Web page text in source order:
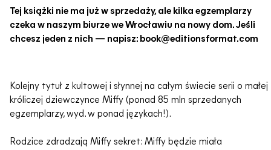
Tej książki nie ma już w sprzedaży, ale kilka egzemplarzy
czeka w naszym biurze we Wrocławiu na nowy dom. Jeśli
chcesz jeden z nich — napisz: book@editionsformat.com
Kolejny tytuł z kultowej i słynnej na całym świecie serii o małej
króliczej dziewczynce Miffy (ponad 85 mln sprzedanych
egzemplarzy, wyd. w ponad językach!).
Rodzice zdradzają Miffy sekret: Miffy będzie miała